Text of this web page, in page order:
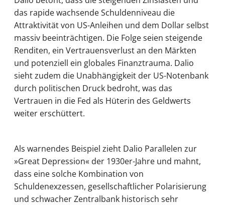
das rapide wachsende Schuldenniveau die
Attraktivität von US-Anleihen und dem Dollar selbst
massiv beeinträchtigen. Die Folge seien steigende
Renditen, ein Vertrauensverlust an den Märkten
und potenziell ein globales Finanztrauma. Dalio
sieht zudem die Unabhängigkeit der US-Notenbank
durch politischen Druck bedroht, was das
Vertrauen in die Fed als Hüterin des Geldwerts
weiter erschüttert.
Als warnendes Beispiel zieht Dalio Parallelen zur
»Great Depression« der 1930er-Jahre und mahnt,
dass eine solche Kombination von
Schuldenexzessen, gesellschaftlicher Polarisierung
und schwacher Zentralbank historisch sehr